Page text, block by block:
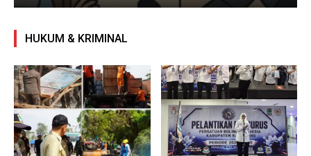
HUKUM & KRIMINAL